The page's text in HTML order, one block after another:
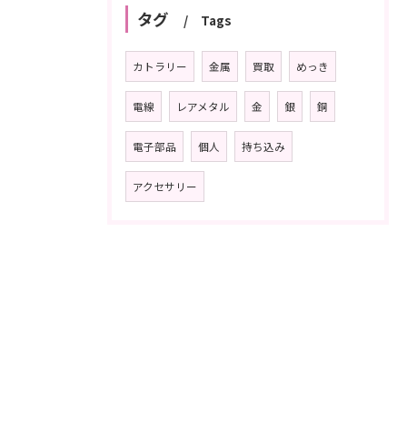
タグ Tags
カトラリー 金属 買取 めっき
電線 レアメタル 金 銀 銅
電子部品 個人 持ち込み
アクセサリー